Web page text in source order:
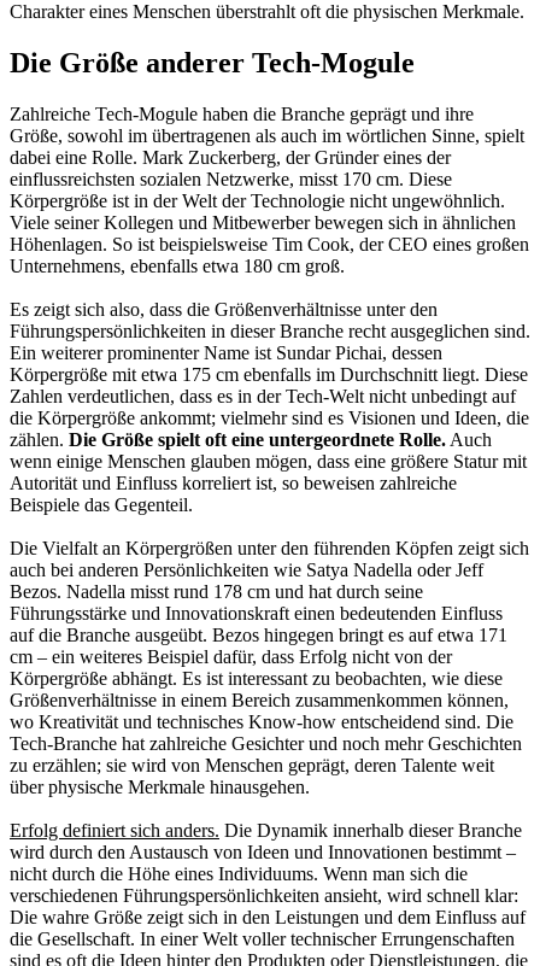
Charakter eines Menschen überstrahlt oft die physischen Merkmale.
Die Größe anderer Tech-Mogule
Zahlreiche Tech-Mogule haben die Branche geprägt und ihre
Größe, sowohl im übertragenen als auch im wörtlichen Sinne, spielt
dabei eine Rolle. Mark Zuckerberg, der Gründer eines der
einflussreichsten sozialen Netzwerke, misst 170 cm. Diese
Körpergröße ist in der Welt der Technologie nicht ungewöhnlich.
Viele seiner Kollegen und Mitbewerber bewegen sich in ähnlichen
Höhenlagen. So ist beispielsweise Tim Cook, der CEO eines großen
Unternehmens, ebenfalls etwa 180 cm groß.
Es zeigt sich also, dass die Größenverhältnisse unter den
Führungspersönlichkeiten in dieser Branche recht ausgeglichen sind.
Ein weiterer prominenter Name ist Sundar Pichai, dessen
Körpergröße mit etwa 175 cm ebenfalls im Durchschnitt liegt. Diese
Zahlen verdeutlichen, dass es in der Tech-Welt nicht unbedingt auf
die Körpergröße ankommt; vielmehr sind es Visionen und Ideen, die
zählen. Die Größe spielt oft eine untergeordnete Rolle. Auch
wenn einige Menschen glauben mögen, dass eine größere Statur mit
Autorität und Einfluss korreliert ist, so beweisen zahlreiche
Beispiele das Gegenteil.
Die Vielfalt an Körpergrößen unter den führenden Köpfen zeigt sich
auch bei anderen Persönlichkeiten wie Satya Nadella oder Jeff
Bezos. Nadella misst rund 178 cm und hat durch seine
Führungsstärke und Innovationskraft einen bedeutenden Einfluss
auf die Branche ausgeübt. Bezos hingegen bringt es auf etwa 171
cm – ein weiteres Beispiel dafür, dass Erfolg nicht von der
Körpergröße abhängt. Es ist interessant zu beobachten, wie diese
Größenverhältnisse in einem Bereich zusammenkommen können,
wo Kreativität und technisches Know-how entscheidend sind. Die
Tech-Branche hat zahlreiche Gesichter und noch mehr Geschichten
zu erzählen; sie wird von Menschen geprägt, deren Talente weit
über physische Merkmale hinausgehen.
Erfolg definiert sich anders. Die Dynamik innerhalb dieser Branche
wird durch den Austausch von Ideen und Innovationen bestimmt –
nicht durch die Höhe eines Individuums. Wenn man sich die
verschiedenen Führungspersönlichkeiten ansieht, wird schnell klar:
Die wahre Größe zeigt sich in den Leistungen und dem Einfluss auf
die Gesellschaft. In einer Welt voller technischer Errungenschaften
sind es oft die Ideen hinter den Produkten oder Dienstleistungen, die